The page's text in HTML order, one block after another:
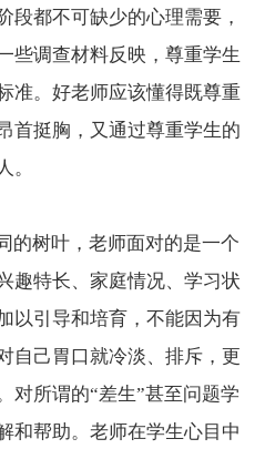
段都不可缺少的心理需要，
些调查材料反映，尊重学生
准。好老师应该懂得既尊重
首挺胸，又通过尊重学生的
。
的树叶，老师面对的是一个
趣特长、家庭情况、学习状
以引导和培育，不能因为有
自己胃口就冷淡、排斥，更
对所谓的“差生”甚至问题学
和帮助。老师在学生心目中